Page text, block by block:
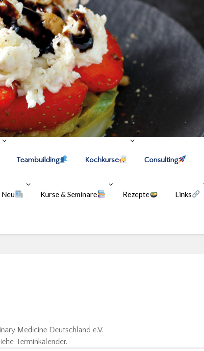
Teambuilding Kochkurse Consulting
Neu Kurse & Seminare Rezepte Links
Medicine Deutschland e.V.
Terminkalender.